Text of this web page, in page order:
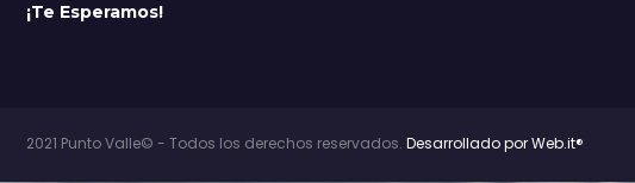
¡Te Esperamos!
2021 Punto Valle© - Todos los derechos reservados. Desarrollado por Web.it®